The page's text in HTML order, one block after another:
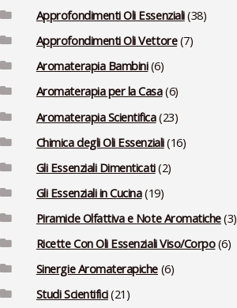
Approfondimenti Oli Essenziali(38)
Approfondimenti Oli Vettore(7)
Aromaterapia Bambini(6)
Aromaterapia per la Casa(6)
Aromaterapia Scientifica(23)
Chimica degli Oli Essenziali(16)
Gli Essenziali Dimenticati(2)
Gli Essenziali in Cucina(19)
Piramide Olfattiva e Note Aromatiche(3)
Ricette Con Oli Essenziali Viso/Corpo(6)
Sinergie Aromaterapiche (6)
Studi Scientifici(21)